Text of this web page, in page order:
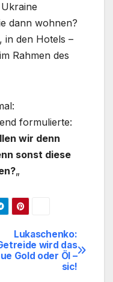
dann wohnen?
in den Hotels –
Rahmen des
formulierte:
wir denn
sonst diese
„
Lukaschenko:
wird das
Gold oder Öl –
sic!